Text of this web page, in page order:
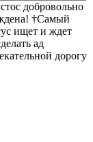
добровольно
†Самый
ищет и ждет
ад
дорогу